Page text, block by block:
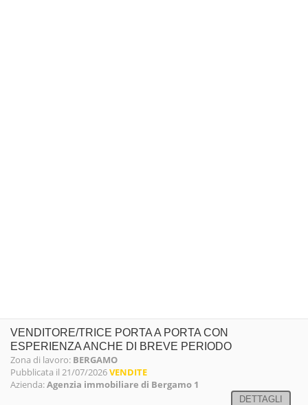
VENDITORE/TRICE PORTA A PORTA CON
ESPERIENZA ANCHE DI BREVE PERIODO
Zona di lavoro: BERGAMO
Pubblicata il 21/07/2026VENDITE
Azienda:Agenzia immobiliare di Bergamo 1
DETTAGLI